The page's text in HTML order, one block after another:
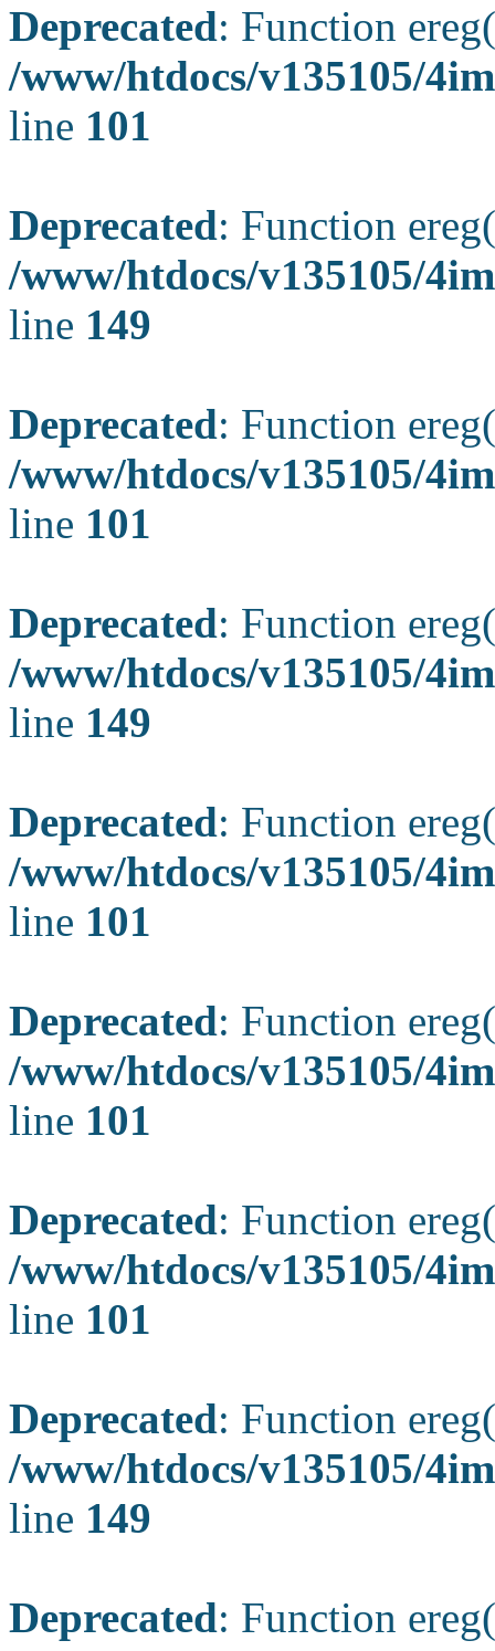
Deprecated: Function
/www/htdocs/v135105/
line 101
Deprecated: Function
/www/htdocs/v135105/
line 149
Deprecated: Function
/www/htdocs/v135105/
line 101
Deprecated: Function
/www/htdocs/v135105/
line 149
Deprecated: Function
/www/htdocs/v135105/
line 101
Deprecated: Function
/www/htdocs/v135105/
line 101
Deprecated: Function
/www/htdocs/v135105/
line 101
Deprecated: Function
/www/htdocs/v135105/
line 149
Deprecated: Function